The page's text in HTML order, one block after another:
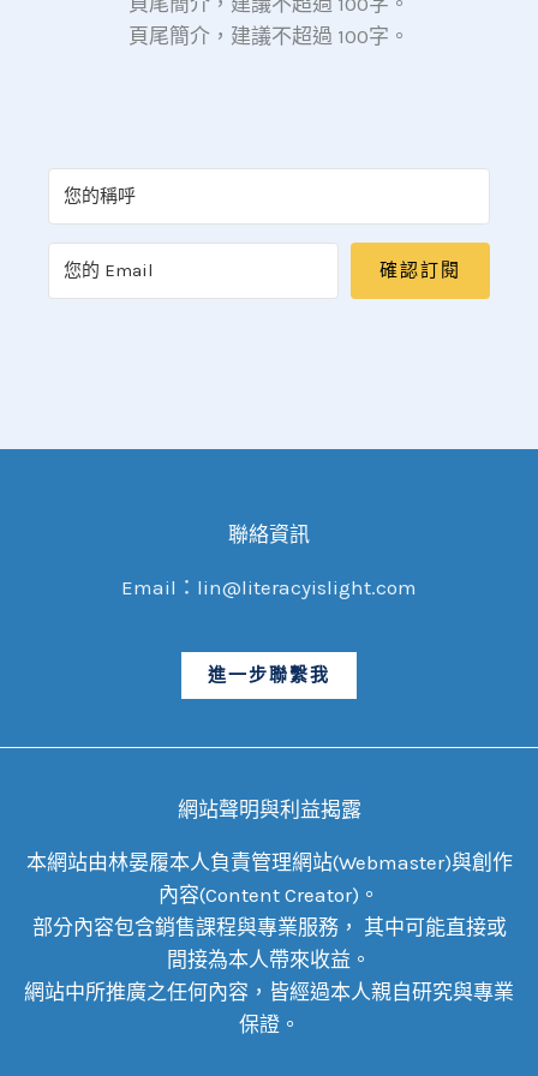
頁尾簡介，建議不超過 100字。
確認訂閱
聯絡資訊
Email：lin@literacyislight.com
進一步聯繫我
網站聲明與利益揭露
本網站由林晏履本人負責管理網站(Webmaster)與創作
內容(Content Creator)。
部分內容包含銷售課程與專業服務， 其中可能直接或
間接為本人帶來收益。
網站中所推廣之任何內容，皆經過本人親自研究與專業
保證。